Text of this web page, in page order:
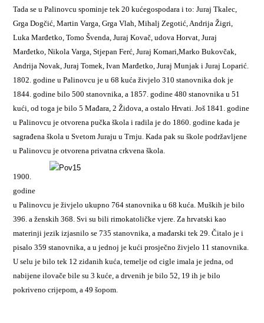
Tada se u Palinovcu spominje tek 20 kućegospodara i to: Juraj Tkalec,
Grga Dogčić, Martin Varga, Grga Vlah, Mihalj Zegotić, Andrija Žigri,
Luka Marđetko, Tomo Švenda, Juraj Kovač, udova Horvat, Juraj
Marđetko, Nikola Varga, Stjepan Ferć, Juraj Komari,Marko Bukovčak,
Andrija Novak, Juraj Tomek, Ivan Marđetko, Juraj Munjak i Juraj Loparić.
1802. godine u Palinovcu je u 68 kuća živjelo 310 stanovnika dok je
1844. godine bilo 500 stanovnika, a 1857. godine 480 stanovnika u 51
kući, od toga je bilo 5 Mađara, 2 Židova, a ostalo Hrvati. Još 1841. godine
u Palinovcu je otvorena pučka škola i radila je do 1860. godine kada je
sagrađena škola u Svetom Juraju u Trnju. Kada pak su škole podržavljene
u Palinovcu je otvorena privatna crkvena škola.
1900.
godine
u Palinovcu je živjelo ukupno 764 stanovnika u 68 kuća. Muških je bilo
396. a ženskih 368. Svi su bili rimokatoličke vjere. Za hrvatski kao
materinji jezik izjasnilo se 735 stanovnika, a mađarski tek 29. Čitalo je i
pisalo 359 stanovnika, a u jednoj je kući prosječno živjelo 11 stanovnika.
U selu je bilo tek 12 zidanih kuća, temelje od cigle imala je jedna, od
nabijene ilovače bile su 3 kuće, a drvenih je bilo 52, 19 ih je bilo
pokriveno crijepom, a 49 šopom.